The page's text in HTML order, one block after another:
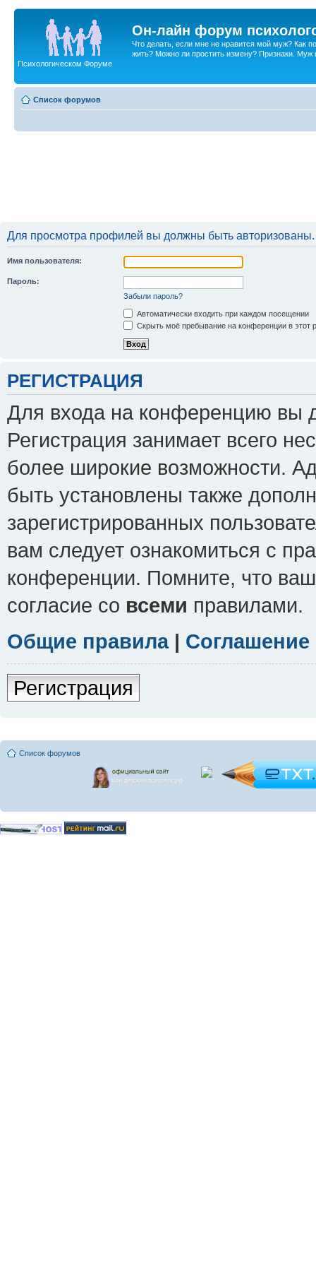
Он-лайн форум
Что делать, если мне не нравится мой муж? Как
жить? Можно ли простить измену? Признаки. Муж
Психологическом Форуме
Список форумов
Для просмотра профилей вы должны быть авторизованы.
Имя пользователя:
Пароль:
Забыли пароль?
Автоматически входить при каждом посещении
Скрыть моё пребывание на конференции в этот
РЕГИСТРАЦИЯ
Для входа на конференцию вы
Регистрация занимает всего
более широкие возможности.
быть установлены также
зарегистрированных
вам следует ознакомиться с
конференции. Помните, что
согласие со всеми правилами.
Общие правила|
Регистрация
Список форумов